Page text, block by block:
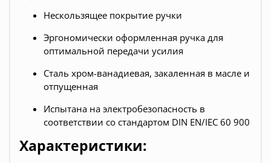
Нескользящее покрытие ручки
Эргономически оформленная ручка для
оптимальной передачи усилия
Сталь хром-ванадиевая, закаленная в масле и
отпущенная
Испытана на электробезопасность в
соответствии со стандартом DIN EN/IEC 60 900
Характеристики: